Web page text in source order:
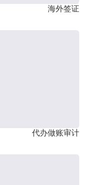
海外签证
代办做账审计